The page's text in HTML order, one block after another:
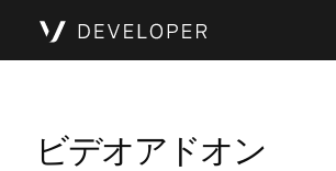
ビデオアドオン